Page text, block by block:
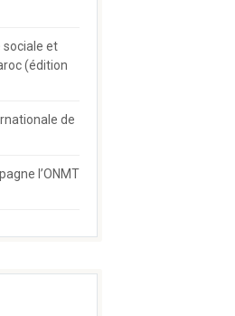
sociale et
(édition
de
l’ONMT